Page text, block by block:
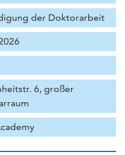
der Doktorarbeit
6, großer